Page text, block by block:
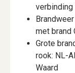
met brand
Grote
rook: NL-
Waard